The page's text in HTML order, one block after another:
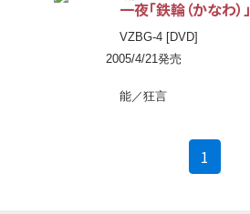
一夜「鉄輪（かなわ）」
VZBG-4 [DVD]
2005/4/21発売
能／狂言
1